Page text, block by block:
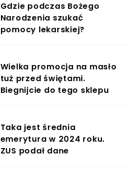
Gdzie podczas Bożego
Narodzenia szukać
pomocy lekarskiej?
Wielka promocja na masło
tuż przed świętami.
Biegnijcie do tego sklepu
Taka jest średnia
emerytura w 2024 roku.
ZUS podał dane